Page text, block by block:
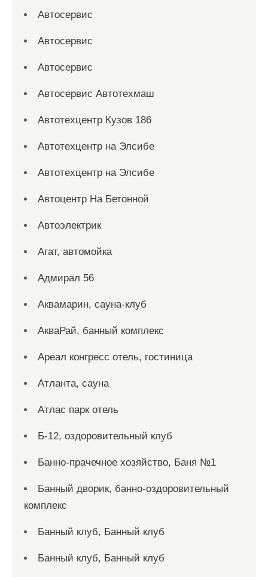
Автосервис
Автосервис
Автосервис
Автосервис Автотехмаш
Автотехцентр Кузов 186
Автотехцентр на Элсибе
Автотехцентр на Элсибе
Автоцентр На Бетонной
Автоэлектрик
Агат, автомойка
Адмирал 56
Аквамарин, сауна-клуб
АкваРай, банный комплекс
Ареал конгресс отель, гостиница
Атланта, сауна
Атлас парк отель
Б-12, оздоровительный клуб
Банно-прачечное хозяйство, Баня №1
Банный дворик, банно-оздоровительный
комплекс
Банный клуб, Банный клуб
Банный клуб, Банный клуб